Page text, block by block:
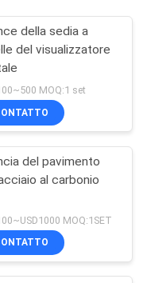
della sedia a
del visualizzatore
MOQ:1 set
del pavimento
al carbonio
MOQ:1SET